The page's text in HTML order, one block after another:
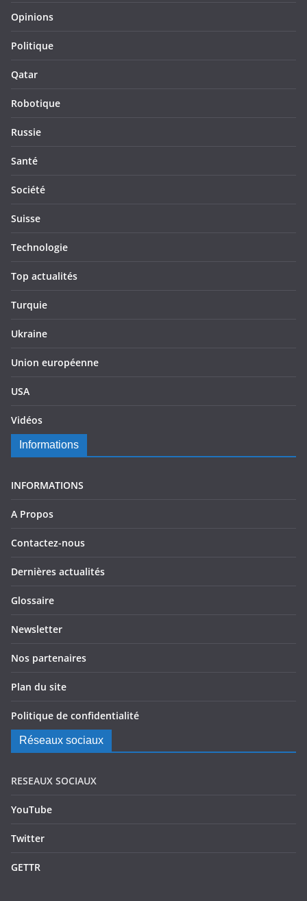
Opinions
Politique
Qatar
Robotique
Russie
Santé
Société
Suisse
Technologie
Top actualités
Turquie
Ukraine
Union européenne
USA
Vidéos
Informations
INFORMATIONS
A Propos
Contactez-nous
Dernières actualités
Glossaire
Newsletter
Nos partenaires
Plan du site
Politique de confidentialité
Réseaux sociaux
RESEAUX SOCIAUX
YouTube
Twitter
GETTR